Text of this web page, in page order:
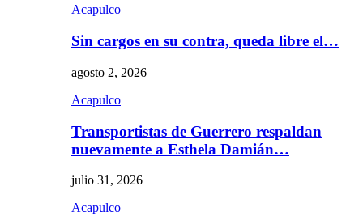
Acapulco
Sin cargos en su contra, queda libre el…
agosto 2, 2026
Acapulco
Transportistas de Guerrero respaldan
nuevamente a Esthela Damián…
julio 31, 2026
Acapulco